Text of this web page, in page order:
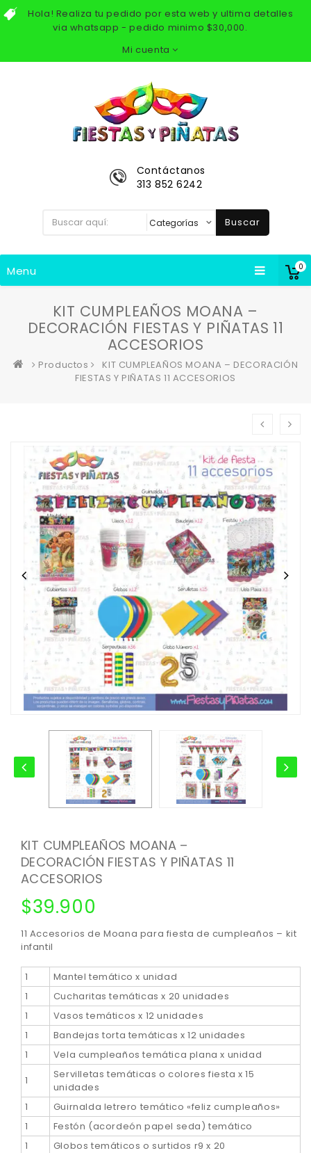
Hola! Realiza tu pedido por esta web y ultima detalles
via whatsapp - pedido minimo $30,000.
Mi cuenta
0
Contáctanos
313 852 6242
Buscar
Menu
KIT CUMPLEAÑOS MOANA –
DECORACIÓN FIESTAS Y PIÑATAS 11
ACCESORIOS
Productos
KIT CUMPLEAÑOS MOANA – DECORACIÓN
FIESTAS Y PIÑATAS 11 ACCESORIOS
KIT CUMPLEAÑOS MOANA –
DECORACIÓN FIESTAS Y PIÑATAS 11
ACCESORIOS
$39.900
11 Accesorios de Moana para fiesta de cumpleaños – kit
infantil
1
Mantel temático x unidad
1
Cucharitas temáticas x 20 unidades
1
Vasos temáticos x 12 unidades
1
Bandejas torta temáticas x 12 unidades
1
Vela cumpleaños temática plana x unidad
1
Servilletas temáticas o colores fiesta x 15
unidades
1
Guirnalda letrero temático «feliz cumpleaños»
1
Festón (acordeón papel seda) temático
1
Globos temáticos o surtidos r9 x 20